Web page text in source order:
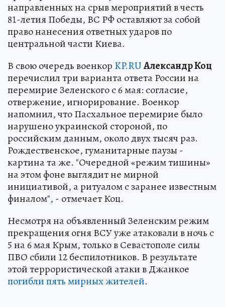
направленных на срыв мероприятий в честь
81-летия Победы, ВС РФ оставляют за собой
право нанесения ответных ударов по
центральной части Киева.
В свою очередь военкор KP.RUАлександр Коц
перечислил три варианта ответа России на
перемирие Зеленского с 6 мая: согласие,
отвержение, игнорирование. Военкор
напомнил, что Пасхальное перемирие было
нарушено украинской стороной, по
российским данным, около двух тысяч раз.
Рождественское, гуманитарные паузы -
картина та же. "Очередной «режим тишины»
на этом фоне выглядит не мирной
инициативой, а ритуалом с заранее известным
финалом", - отмечает Коц.
Несмотря на объявленный Зеленским режим
прекращения огня ВСУ уже атаковали в ночь с
5 на 6 мая Крым, только в Севастополе силы
ПВО сбили 12 беспилотников. В результате
этой террористической атаки в Джанкое
погибли пять мирных жителей.